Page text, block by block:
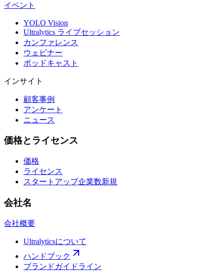
イベント
YOLO Vision
Ultralytics ライブセッション
カンファレンス
ウェビナー
ポッドキャスト
インサイト
顧客事例
アンケート
ニュース
価格とライセンス
価格
ライセンス
スタートアップ企業数新規
会社名
会社概要
Ultralyticsについて
ハンドブック
ブランドガイドライン